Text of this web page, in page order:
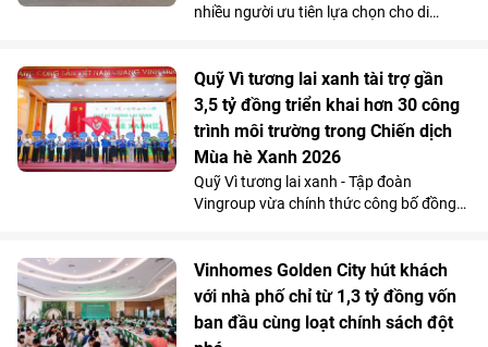
nhiều người ưu tiên lựa chọn cho di
mà vẫn tiết kiệm chi phí.
Quỹ Vì tương lai xanh tài trợ gần
3,5 tỷ đồng triển khai hơn 30 công
trình môi trường trong Chiến dịch
Mùa hè Xanh 2026
Quỹ Vì tương lai xanh - Tập đoàn
Vingroup vừa chính thức công bố đồng
Nguồn lực này sẽ được sử dụng để triển
khai hơn 30 công trình môi trường cộng
đồng tại 11 tỉnh, thành phố, góp phần cải
thiện điều kiện sống, bảo vệ môi trường
Vinhomes Golden City hút khách
với nhà phố chỉ từ 1,3 tỷ đồng vốn
ban đầu cùng loạt chính sách đột